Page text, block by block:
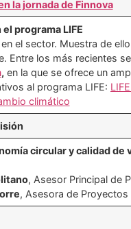
la jornada de Finnova
programa LIFE
el sector. Muestra de
los más recientes
, en la que se ofrece un
al programa LIFE:
climático
circular y calidad de
, Asesor Principal de
, Asesora de Proyectos